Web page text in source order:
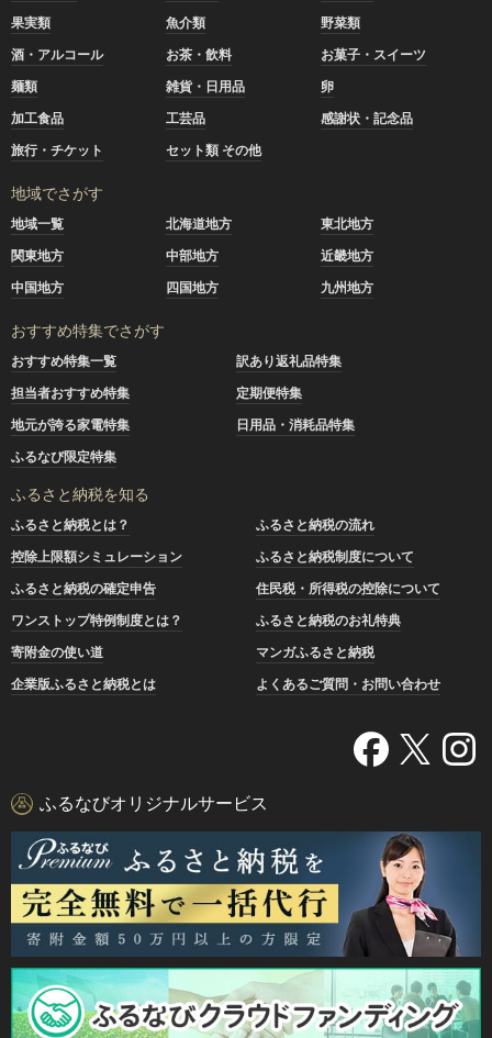
果実類
魚介類
野菜類
酒・アルコール
お茶・飲料
お菓子・スイーツ
麺類
雑貨・日用品
卵
加工食品
工芸品
感謝状・記念品
旅行・チケット
セット類 その他
地域でさがす
地域一覧 北海道地方
東北地方
関東地方
中部地方
近畿地方
中国地方
四国地方 九州地方
おすすめ特集でさがす
おすすめ特集一覧
訳あり返礼品特集
担当者おすすめ特集
定期便特集
地元が誇る家電特集
日用品・消耗品特集
ふるなび限定特集
ふるさと納税を知る
ふるさと納税とは？
ふるさと納税の流れ
控除上限額シミュレーション
ふるさと納税制度について
ふるさと納税の確定申告
住民税・所得税の控除について
ワンストップ特例制度とは？
ふるさと納税のお礼特典
寄附金の使い道
マンガふるさと納税
企業版ふるさと納税とは
よくあるご質問・お問い合わせ
ふるなびオリジナルサービス